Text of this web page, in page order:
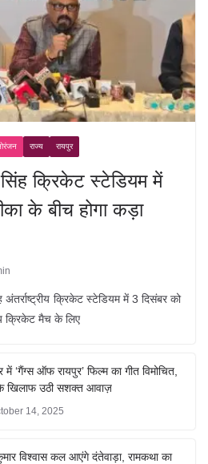
राज्य रायपुर
सिंह क्रिकेट स्टेडियम में
के बीच होगा कड़ा
अंतर्राष्ट्रीय क्रिकेट स्टेडियम में 3 दिसंबर को
क्रिकेट मैच के लिए
में ‘गैंग्स ऑफ रायपुर’ फिल्म का गीत विमोचित,
खिलाफ उठी सशक्त आवाज़
14, 2025
विश्वास कल आएंगे दंतेवाड़ा, रामकथा का